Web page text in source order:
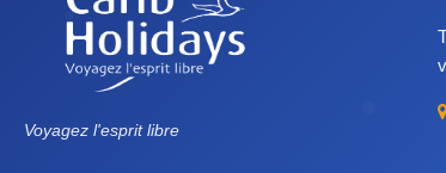
Voyagez l'esprit libre